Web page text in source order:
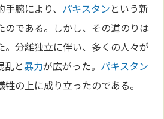
手腕により、 パキスタンという新
のである。しかし、その道のりは
。分離独立に伴い、多くの人々が
乱と暴力が広がった。 パキスタン
の上に成り立ったのである。